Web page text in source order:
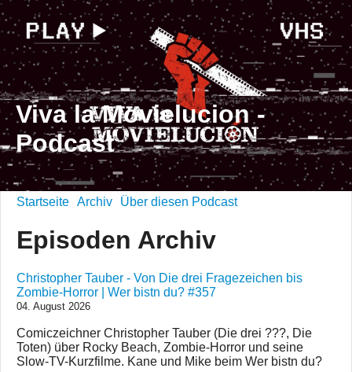
Viva la Movielucion -
Podcast
Startseite Archiv Über diesen Podcast
Episoden Archiv
Christopher Tauber - Von Die drei Fragezeichen bis
Zombie-Horror | Wer bistn du? #357
04. August 2026
Comiczeichner Christopher Tauber (Die drei ???, Die
Toten) über Rocky Beach, Zombie-Horror und seine
Slow-TV-Kurzfilme. Kane und Mike beim Wer bistn du?